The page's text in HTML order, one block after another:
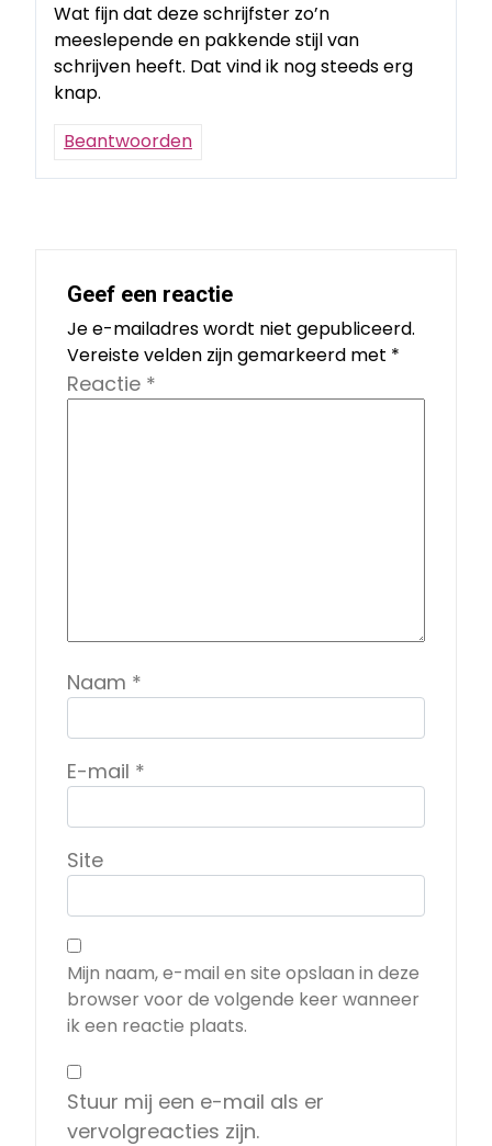
Wat fijn dat deze schrijfster zo’n
meeslepende en pakkende stijl van
schrijven heeft. Dat vind ik nog steeds erg
knap.
Beantwoorden
Geef een reactie
Je e-mailadres wordt niet gepubliceerd.
Vereiste velden zijn gemarkeerd met *
Reactie *
Naam *
E-mail *
Site
Mijn naam, e-mail en site opslaan in deze
browser voor de volgende keer wanneer
ik een reactie plaats.
Stuur mij een e-mail als er
vervolgreacties zijn.